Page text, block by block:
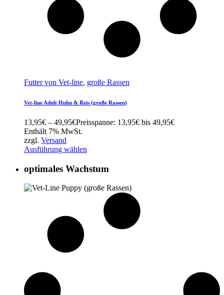
Futter von Vet-line, große Rassen
Vet-line Adult Huhn & Reis (große Rassen)
13,95€ – 49,95€Preisspanne: 13,95€ bis 49,95€
Enthält 7% MwSt.
zzgl. Versand
Ausführung wählen
optimales Wachstum